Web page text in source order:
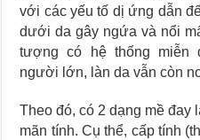
với các yếu tố dị ứng dẫn
dưới da gây ngứa và nổi
tượng có hệ thống miễn
người lớn, làn da vẫn còn
Theo đó, có 2 dạng mề đay
mãn tính. Cụ thể, cấp tính